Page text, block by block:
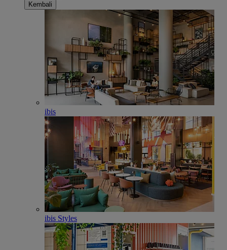
Kembali
ibis
ibis Styles